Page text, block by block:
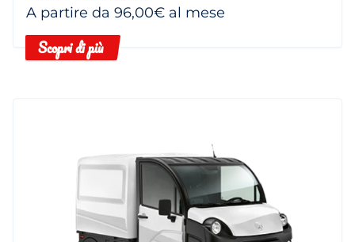
A partire da 96,00€ al mese
Scopri di più